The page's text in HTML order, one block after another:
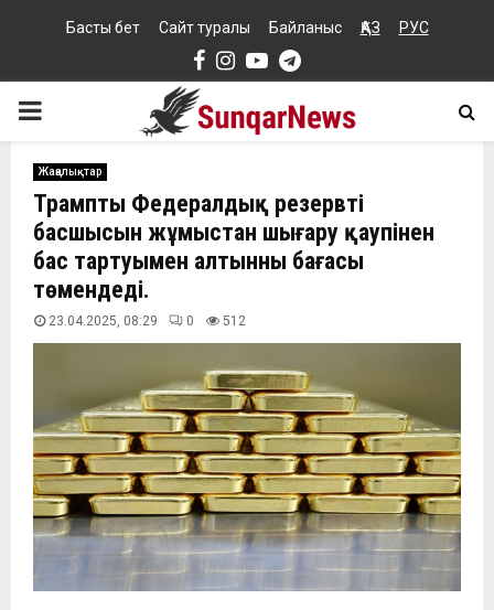
Басты бет Сайт туралы Байланыс ҚАЗ РУС
Facebook
Instagram
YoutubeTelegram
PRIMARY
MENU
Жаңалықтар
Трамптың Федералдық резервтің
басшысын жұмыстан шығару қаупінен
бас тартуымен алтынның бағасы
төмендеді.
23.04.2025, 08:29 0 512